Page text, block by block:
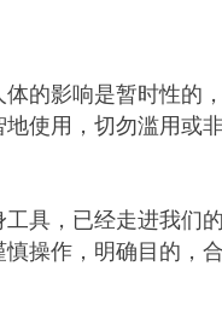
的影响是暂时性的
使用，切勿滥用或
具，已经走进我们
操作，明确目的，